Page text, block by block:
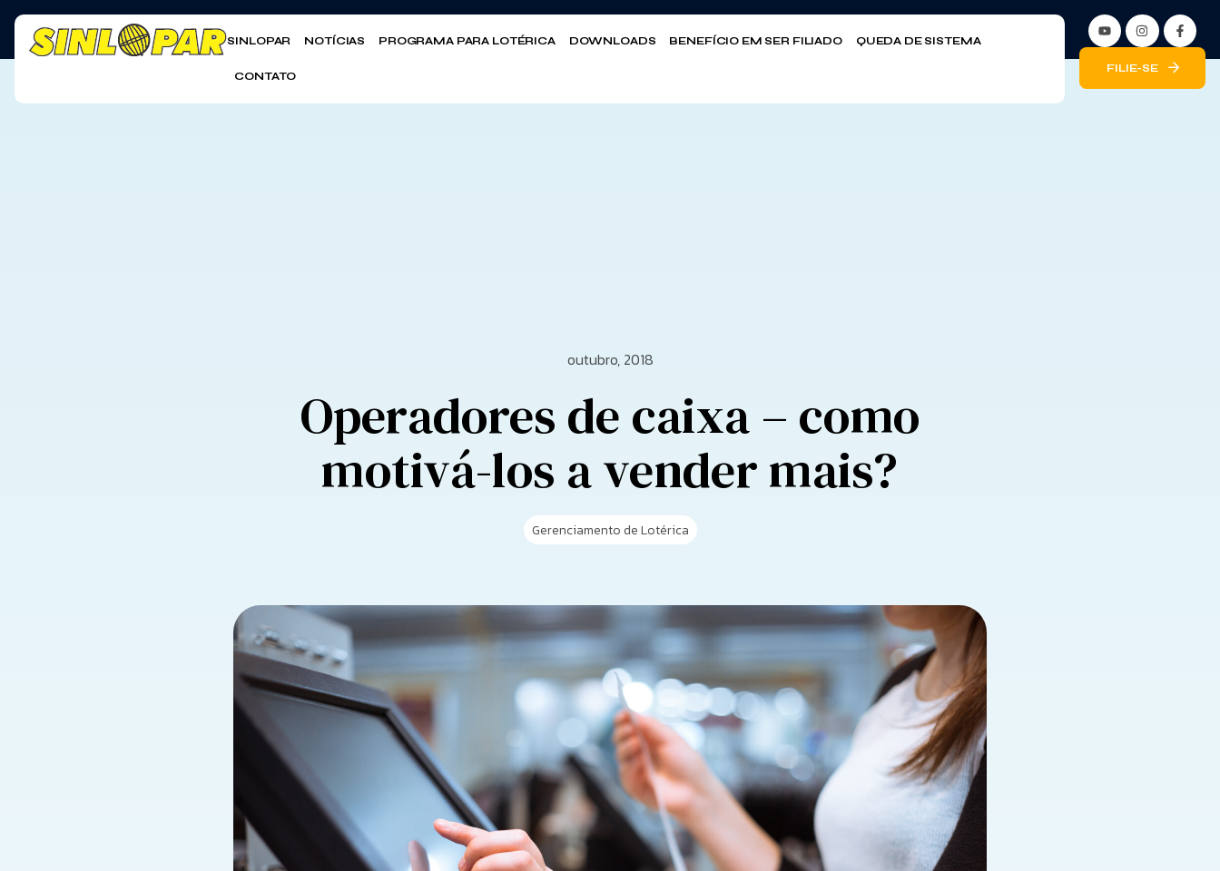
SINLOPAR NOTÍCIAS PROGRAMA PARA LOTÉRICA DOWNLOADS BENEFÍCIO EM SER FILIADO QUEDA DE SISTEMA
CONTATO
FILIE-SE
outubro, 2018
Operadores de caixa – como
motivá-los a vender mais?
Gerenciamento de Lotérica